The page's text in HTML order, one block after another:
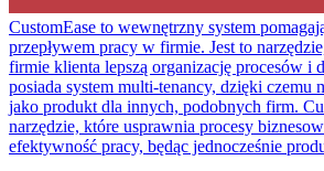
CustomEase to wewnętrzny system
przepływem pracy w firmie. Jest to
firmie klienta lepszą organizację procesów i
posiada system multi-tenancy, dzięki czemu
jako produkt dla innych, podobnych firm.
narzędzie, które usprawnia procesy
efektywność pracy, będąc jednocześnie